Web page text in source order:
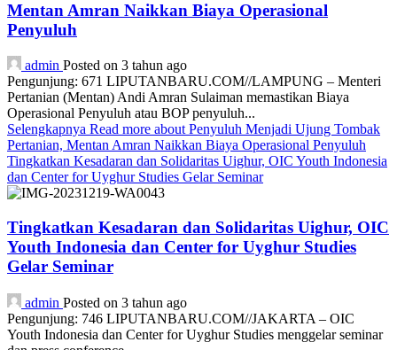
Mentan Amran Naikkan Biaya Operasional
Penyuluh
admin Posted on 3 tahun ago
Pengunjung: 671 LIPUTANBARU.COM//LAMPUNG – Menteri
Pertanian (Mentan) Andi Amran Sulaiman memastikan Biaya
Operasional Penyuluh atau BOP penyuluh...
Selengkapnya Read more about Penyuluh Menjadi Ujung Tombak
Pertanian, Mentan Amran Naikkan Biaya Operasional Penyuluh
Tingkatkan Kesadaran dan Solidaritas Uighur, OIC Youth Indonesia
dan Center for Uyghur Studies Gelar Seminar
Tingkatkan Kesadaran dan Solidaritas Uighur, OIC
Youth Indonesia dan Center for Uyghur Studies
Gelar Seminar
admin Posted on 3 tahun ago
Pengunjung: 746 LIPUTANBARU.COM//JAKARTA – OIC
Youth Indonesia dan Center for Uyghur Studies menggelar seminar